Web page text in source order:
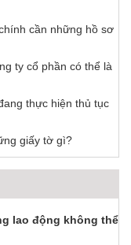
cần những hồ sơ
ty cổ phần có thể là
thực hiện thủ tục
giấy tờ gì?
lao động không thể